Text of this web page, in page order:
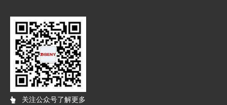
关注公众号了解更多